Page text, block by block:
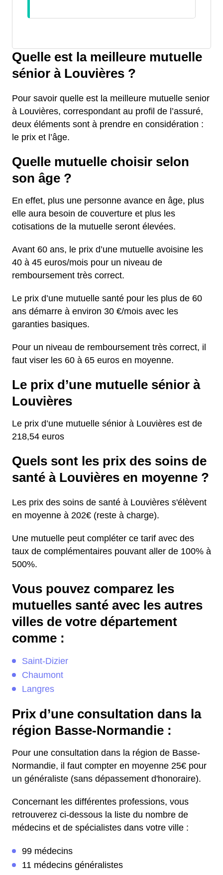
Quelle est la meilleure mutuelle
sénior à Louvières ?
Pour savoir quelle est la meilleure mutuelle senior
à Louvières, correspondant au profil de l’assuré,
deux éléments sont à prendre en considération :
le prix et l’âge.
Quelle mutuelle choisir selon
son âge ?
En effet, plus une personne avance en âge, plus
elle aura besoin de couverture et plus les
cotisations de la mutuelle seront élevées.
Avant 60 ans, le prix d’une mutuelle avoisine les
40 à 45 euros/mois pour un niveau de
remboursement très correct.
Le prix d’une mutuelle santé pour les plus de 60
ans démarre à environ 30 €/mois avec les
garanties basiques.
Pour un niveau de remboursement très correct, il
faut viser les 60 à 65 euros en moyenne.
Le prix d’une mutuelle sénior à
Louvières
Le prix d’une mutuelle sénior à Louvières est de
218,54 euros
Quels sont les prix des soins de
santé à Louvières en moyenne ?
Les prix des soins de santé à Louvières s'élèvent
en moyenne à 202€ (reste à charge).
Une mutuelle peut compléter ce tarif avec des
taux de complémentaires pouvant aller de 100% à
500%.
Vous pouvez comparez les
mutuelles santé avec les autres
villes de votre département
comme :
Saint-Dizier
Chaumont
Langres
Prix d’une consultation dans la
région Basse-Normandie :
Pour une consultation dans la région de Basse-
Normandie, il faut compter en moyenne 25€ pour
un généraliste (sans dépassement d'honoraire).
Concernant les différentes professions, vous
retrouverez ci-dessous la liste du nombre de
médecins et de spécialistes dans votre ville :
99 médecins
11 médecins généralistes